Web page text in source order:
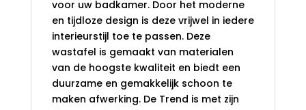
voor uw badkamer. Door het moderne
en tijdloze design is deze vrijwel in iedere
interieurstijl toe te passen. Deze
wastafel is gemaakt van materialen
van de hoogste kwaliteit en biedt een
duurzame en gemakkelijk schoon te
maken afwerking. De Trend is met zijn